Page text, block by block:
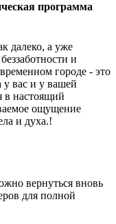
программа
далеко, а уже
и
городе - это
у вас и у вашей
в настоящий
ощущение
и духа.!
вернуться вновь
для полной